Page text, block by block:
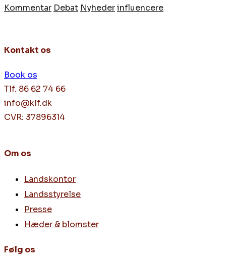
Kommentar Debat Nyhederinfluencere
Kontakt os
Book os
Tlf. 86 62 74 66
info@klf.dk
CVR: 37896314
Om os
Landskontor
Landsstyrelse
Presse
Hæder & blomster
Følg os